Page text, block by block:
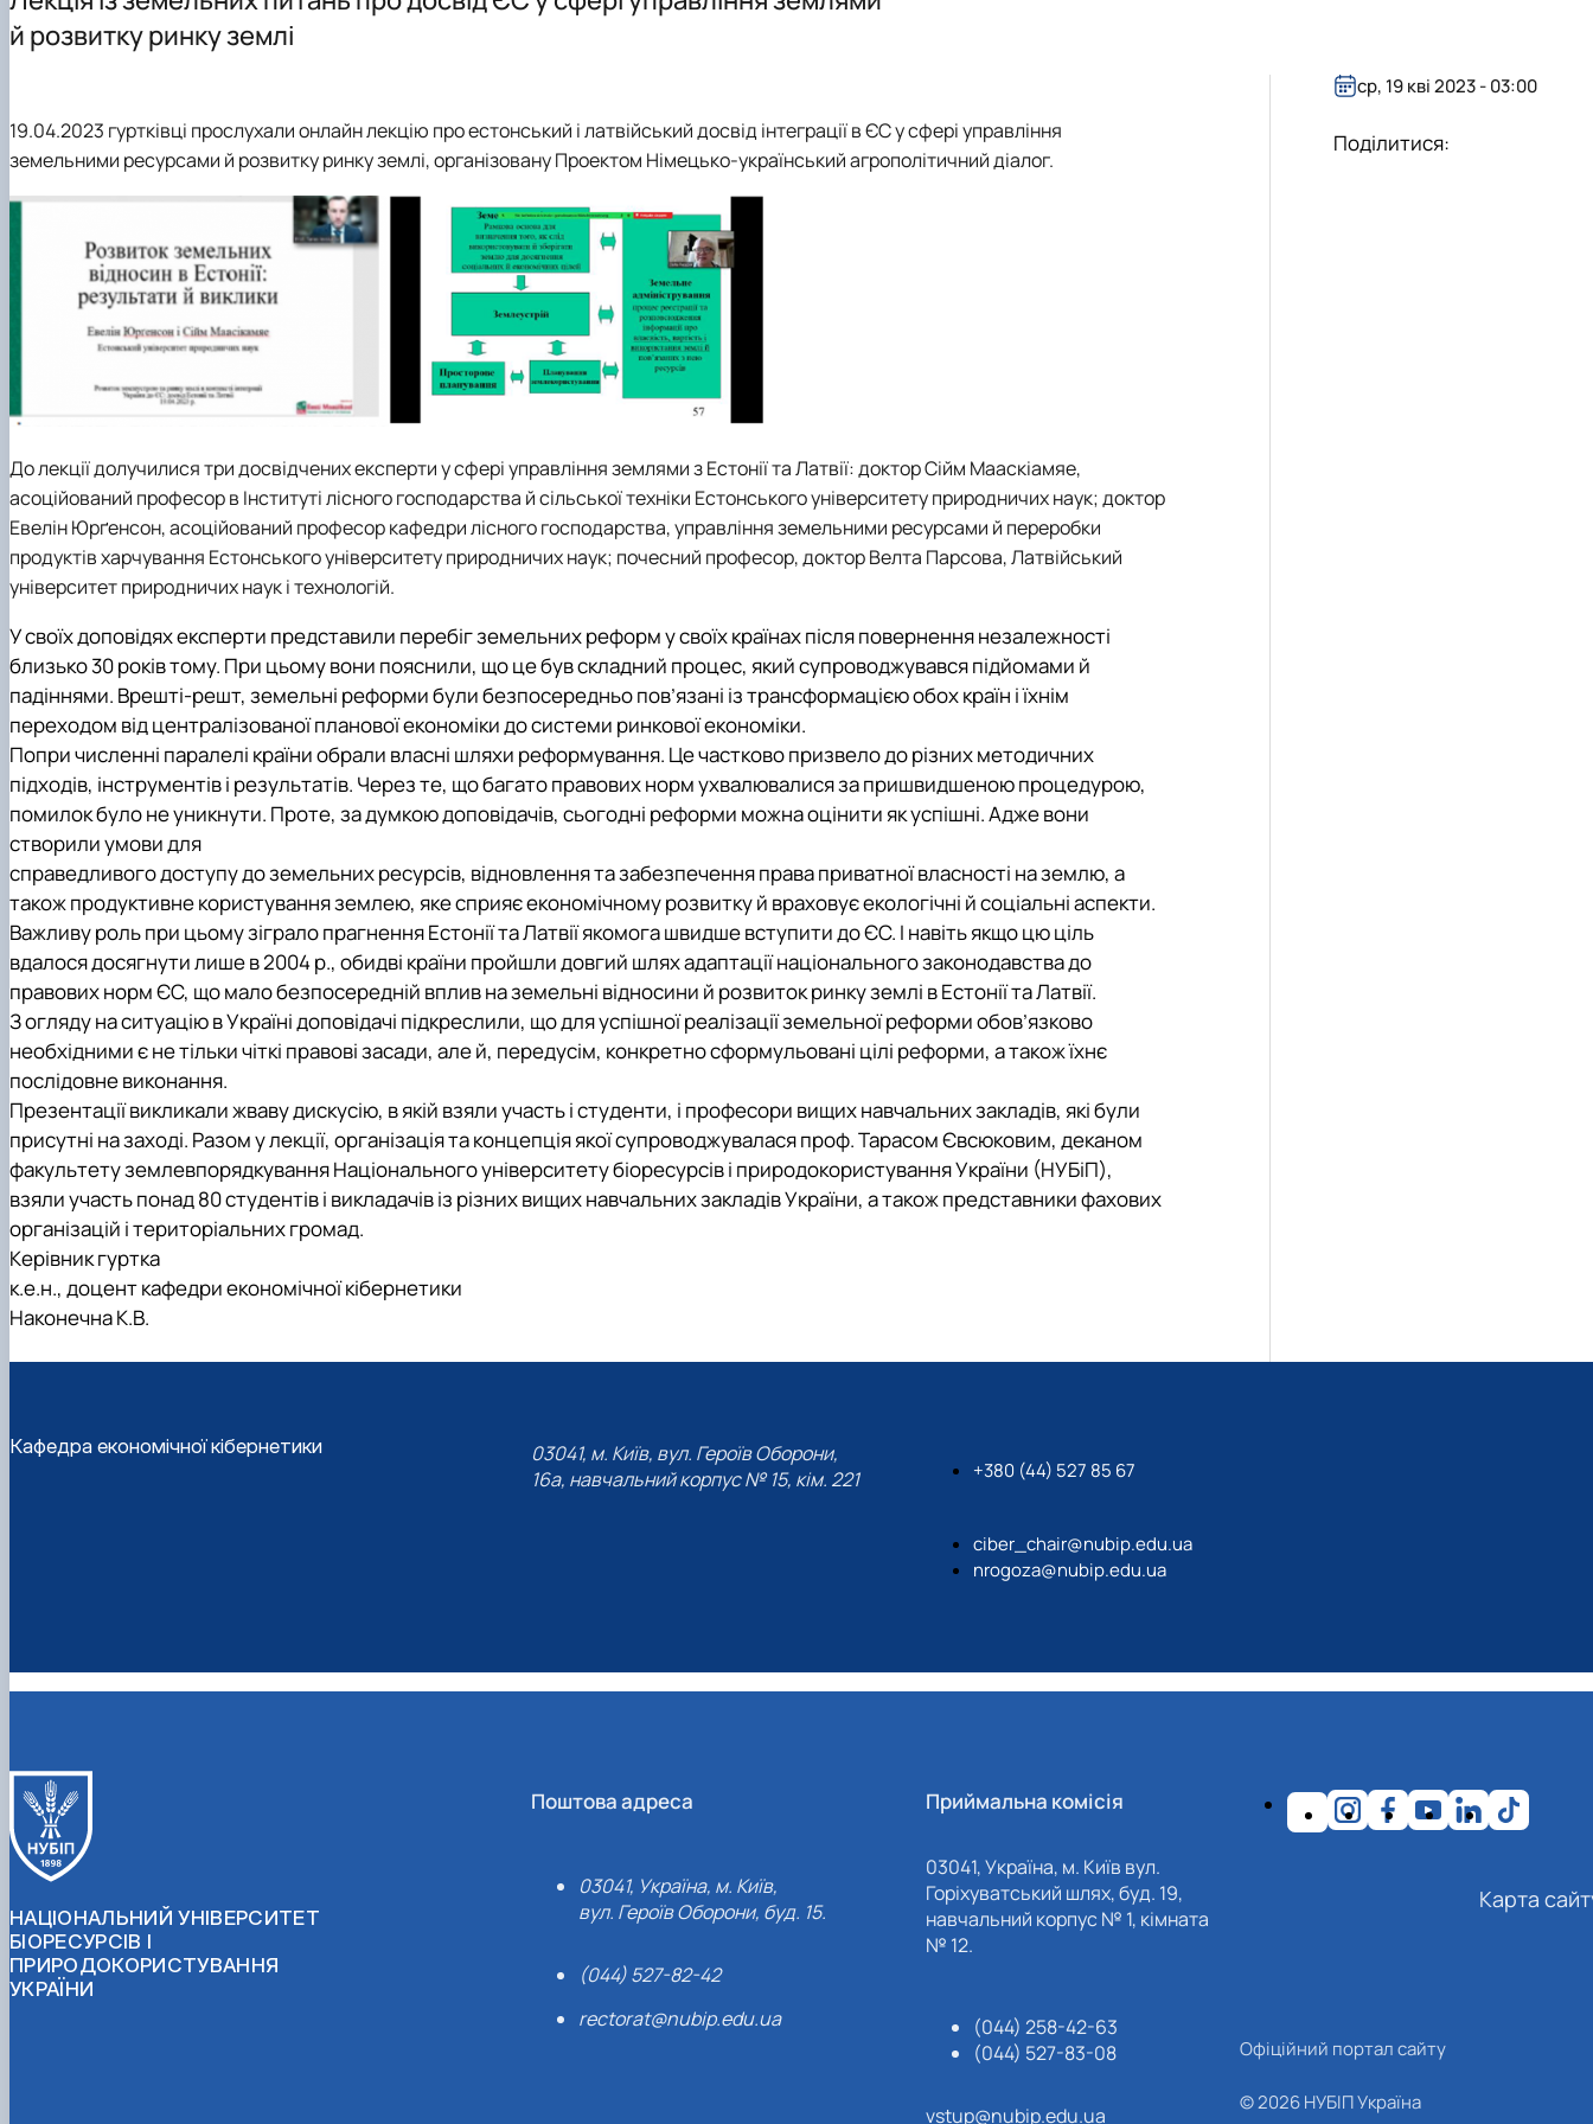
Наукова робота студентів
й розвитку ринку землі
19.04.2023 гуртківці прослухали онлайн лекцію про естонський і латвійський досвід інтеграції в ЄС у сфері управління
земельними ресурсами й розвитку ринку землі, організовану Проектом Німецько-український агрополітичний діалог.
До лекції долучилися три досвідчених експерти у сфері управління землями з Естонії та Латвії: доктор Сійм Мааскіамяе,
асоційований професор в Інституті лісного господарства й сільської техніки Естонського університету природничих наук; доктор
Евелін Юрґенсон, асоційований професор кафедри лісного господарства, управління земельними ресурсами й переробки
продуктів харчування Естонського університету природничих наук; почесний професор, доктор Велта Парсова, Латвійський
університет природничих наук і технологій.
У своїх доповідях експерти представили перебіг земельних реформ у своїх країнах після повернення незалежності
близько 30 років тому. При цьому вони пояснили, що це був складний процес, який супроводжувався підйомами й
падіннями. Врешті-решт, земельні реформи були безпосередньо пов’язані із трансформацією обох країн і їхнім
переходом від централізованої планової економіки до системи ринкової економіки.
Попри численні паралелі країни обрали власні шляхи реформування. Це частково призвело до різних методичних
підходів, інструментів і результатів. Через те, що багато правових норм ухвалювалися за пришвидшеною процедурою,
помилок було не уникнути. Проте, за думкою доповідачів, сьогодні реформи можна оцінити як успішні. Адже вони
створили умови для
справедливого доступу до земельних ресурсів, відновлення та забезпечення права приватної власності на землю, а
також продуктивне користування землею, яке сприяє економічному розвитку й враховує екологічні й соціальні аспекти.
Важливу роль при цьому зіграло прагнення Естонії та Латвії якомога швидше вступити до ЄС. І навіть якщо цю ціль
вдалося досягнути лише в 2004 р., обидві країни пройшли довгий шлях адаптації національного законодавства до
правових норм ЄС, що мало безпосередній вплив на земельні відносини й розвиток ринку землі в Естонії та Латвії.
З огляду на ситуацію в Україні доповідачі підкреслили, що для успішної реалізації земельної реформи обов’язково
необхідними є не тільки чіткі правові засади, але й, передусім, конкретно сформульовані цілі реформи, а також їхнє
послідовне виконання.
Презентації викликали жваву дискусію, в якій взяли участь і студенти, і професори вищих навчальних закладів, які були
присутні на заході. Разом у лекції, організація та концепція якої супроводжувалася проф. Тарасом Євсюковим, деканом
факультету землевпорядкування Національного університету біоресурсів і природокористування України (НУБіП),
взяли участь понад 80 студентів і викладачів із різних вищих навчальних закладів України, а також представники фахових
організацій і територіальних громад.
Керівник гуртка
к.е.н., доцент кафедри економічної кібернетики
Наконечна К.В.
ср, 19 кві 2023 - 03:00
Поділитися:
Кафедра економічної кібернетики
03041, м. Київ, вул. Героїв Оборони,
16а, навчальний корпус № 15, кім. 221
+380 (44) 527 85 67‬
ciber_chair@nubip.edu.ua
nrogoza@nubip.edu.ua
НАЦІОНАЛЬНИЙ УНІВЕРСИТЕТ
БІОРЕСУРСІВ І
ПРИРОДОКОРИСТУВАННЯ
УКРАЇНИ
Поштова адреса
03041, Україна, м. Київ,
вул. Героїв Оборони, буд. 15.
(044) 527-82-42
rectorat@nubip.edu.ua
Приймальна комісія
03041, Україна, м. Київ вул.
Горіхуватський шлях, буд. 19,
навчальний корпус № 1, кімната
№ 12.
(044) 258-42-63
(044) 527-83-08
vstup@nubip.edu.ua
Карта
Офіційний портал сайту
© 2026 НУБІП Україна